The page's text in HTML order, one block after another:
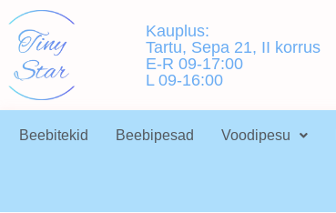
Kauplus:
Tartu, Sepa 21, II korrus
E-R 09-17:00
L 09-16:00
Beebitekid Beebipesad Voodipesu